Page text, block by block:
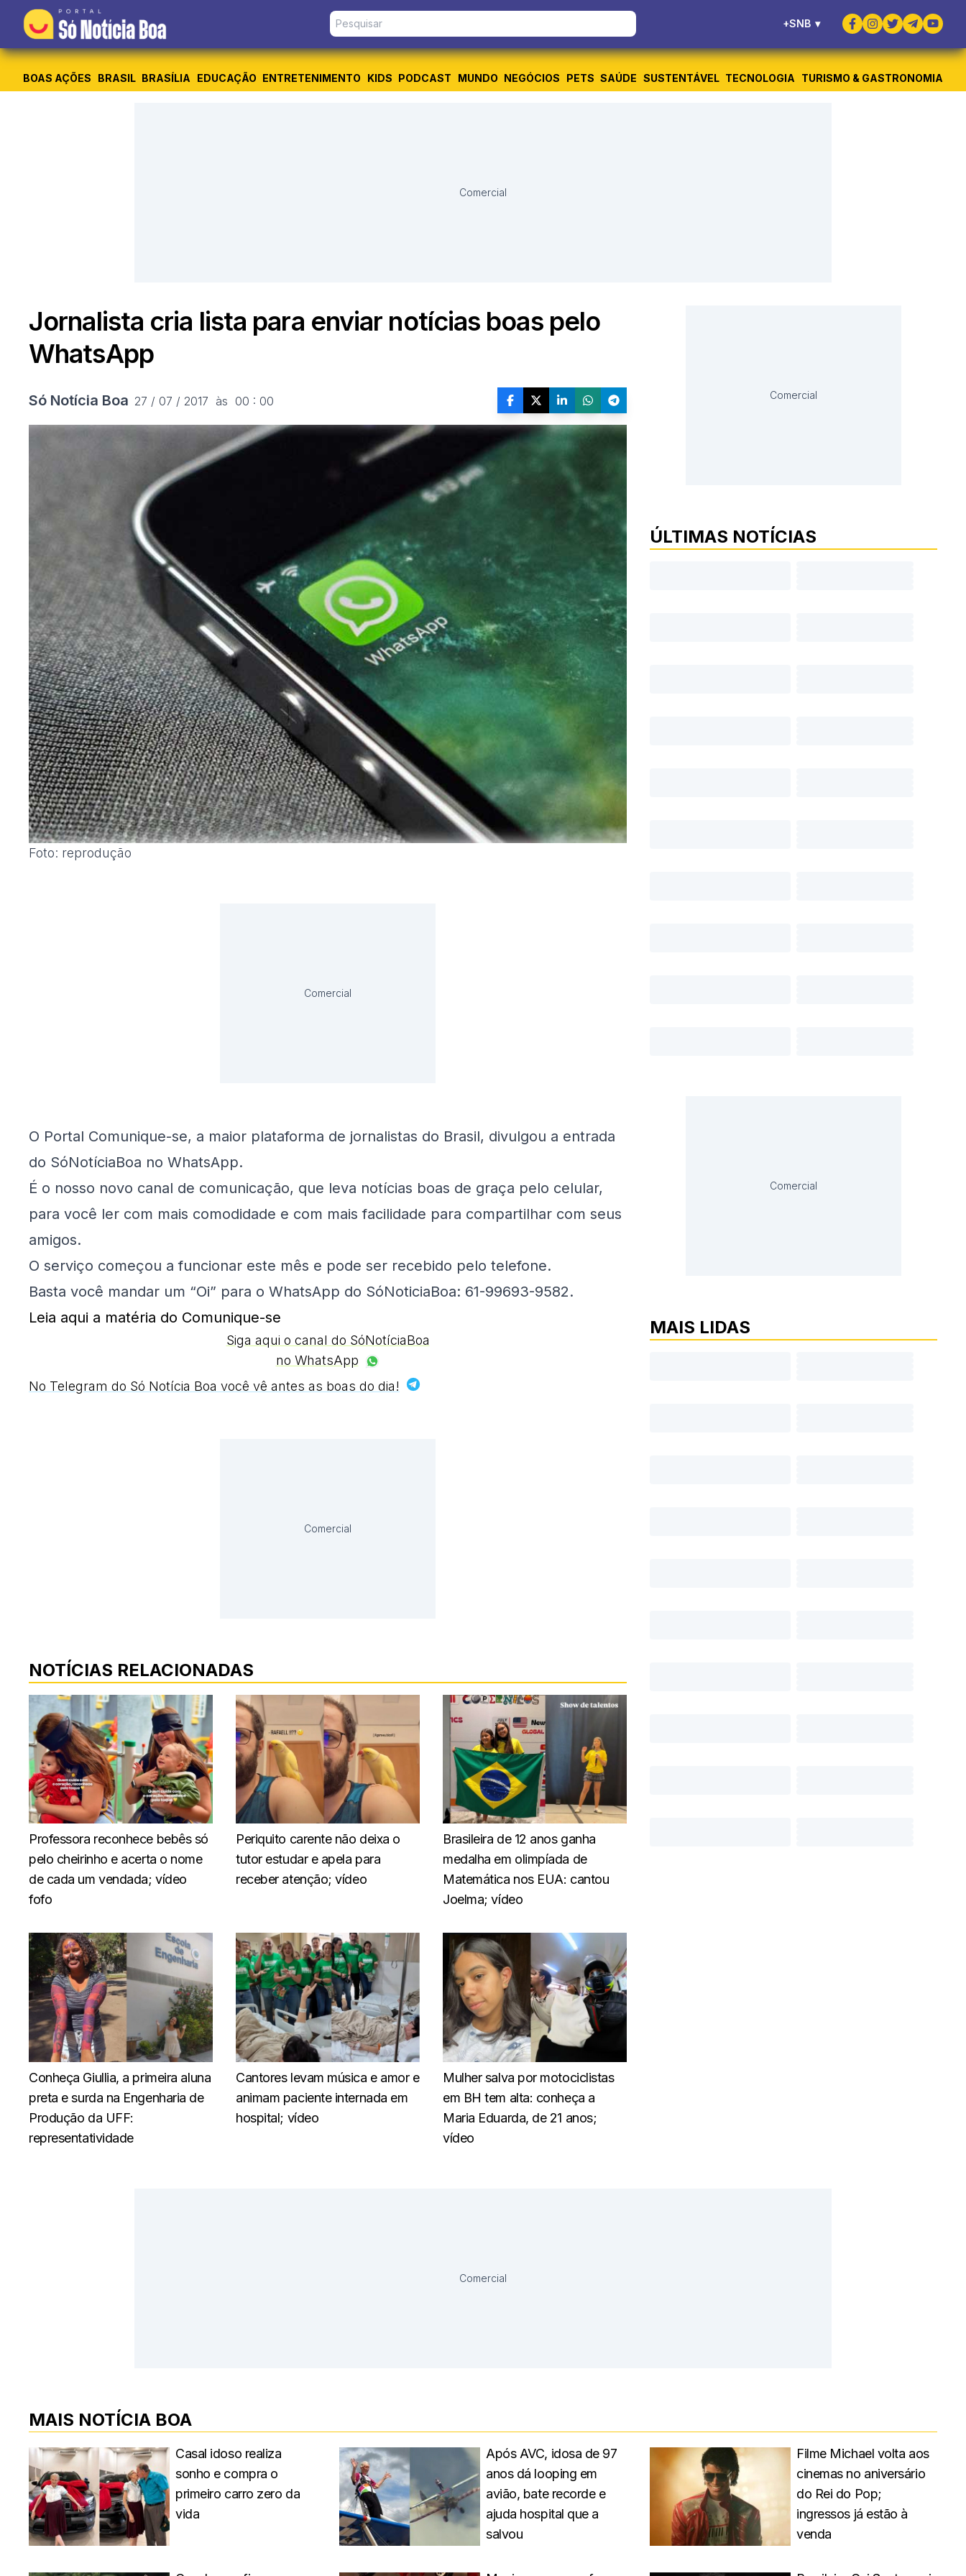
+SNB ▾
BOAS AÇÕES BRASIL BRASÍLIA EDUCAÇÃO ENTRETENIMENTO KIDS PODCAST MUNDO NEGÓCIOS PETS SAÚDE SUSTENTÁVEL TECNOLOGIA TURISMO & GASTRONOMIA
Comercial
Jornalista cria lista para enviar notícias boas pelo
WhatsApp
Só Notícia Boa 27 / 07 / 2017  às  00 : 00
Foto: reprodução
Comercial
O Portal Comunique-se, a maior plataforma de jornalistas do Brasil, divulgou a entrada
do SóNotíciaBoa no WhatsApp.
É o nosso novo canal de comunicação, que leva notícias boas de graça pelo celular,
para você ler com mais comodidade e com mais facilidade para compartilhar com seus
amigos.
O serviço começou a funcionar este mês e pode ser recebido pelo telefone.
Basta você mandar um “Oi” para o WhatsApp do SóNoticiaBoa: 61-99693-9582.
Leia aqui a matéria do Comunique-se
Siga aqui o canal do SóNotíciaBoa
no WhatsApp
No Telegram do Só Notícia Boa você vê antes as boas do dia!
Comercial
NOTÍCIAS RELACIONADAS
Professora reconhece bebês só
pelo cheirinho e acerta o nome
de cada um vendada; vídeo
fofo
Periquito carente não deixa o
tutor estudar e apela para
receber atenção; vídeo
Brasileira de 12 anos ganha
medalha em olimpíada de
Matemática nos EUA: cantou
Joelma; vídeo
Conheça Giullia, a primeira aluna
preta e surda na Engenharia de
Produção da UFF:
representatividade
Cantores levam música e amor e
animam paciente internada em
hospital; vídeo
Mulher salva por motociclistas
em BH tem alta: conheça a
Maria Eduarda, de 21 anos;
vídeo
Comercial
ÚLTIMAS NOTÍCIAS
Comercial
MAIS LIDAS
Comercial
MAIS NOTÍCIA BOA
Casal idoso realiza
sonho e compra o
primeiro carro zero da
vida
Após AVC, idosa de 97
anos dá looping em
avião, bate recorde e
ajuda hospital que a
salvou
Filme Michael volta aos
cinemas no aniversário
do Rei do Pop;
ingressos já estão à
venda